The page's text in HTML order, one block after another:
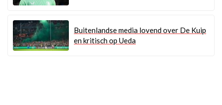
Buitenlandse media lovend over De Kuip
en kritisch op Ueda